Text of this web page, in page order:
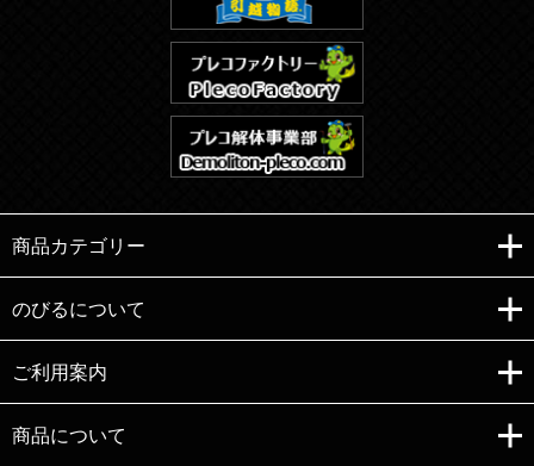
商品カテゴリー
のびるについて
ご利用案内
商品についてCopyright (C)e-nobiru All right reserved.